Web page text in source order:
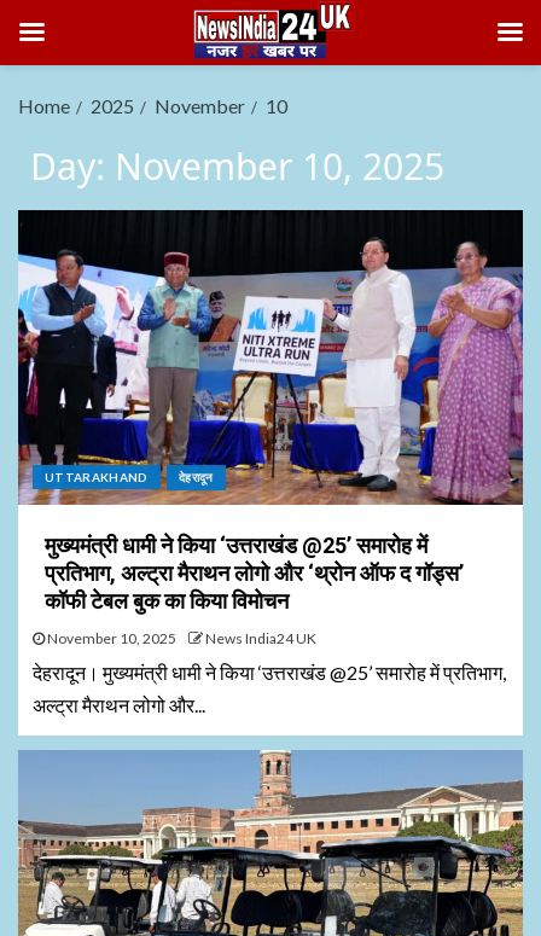
Home 2025 November 10
Day: November 10, 2025
UTTARAKHAND देहरादून
मुख्यमंत्री धामी ने किया ‘उत्तराखंड @25’ समारोह में
प्रतिभाग, अल्ट्रा मैराथन लोगो और ‘थ्रोन ऑफ द गॉड्स’
कॉफी टेबल बुक का किया विमोचन
November 10, 2025 News India24 UK
देहरादून। मुख्यमंत्री धामी ने किया ‘उत्तराखंड @25’ समारोह में प्रतिभाग,
अल्ट्रा मैराथन लोगो और...